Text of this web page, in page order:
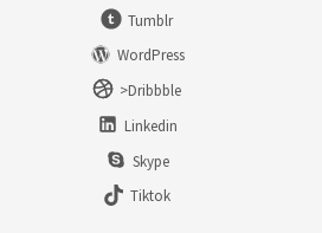
Tumblr
WordPress
>Dribbble
Linkedin
Skype
Tiktok